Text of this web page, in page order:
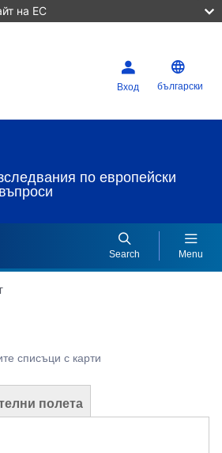
на ЕС
Вход български
по европейски
Search Menu
списъци с карти
полета